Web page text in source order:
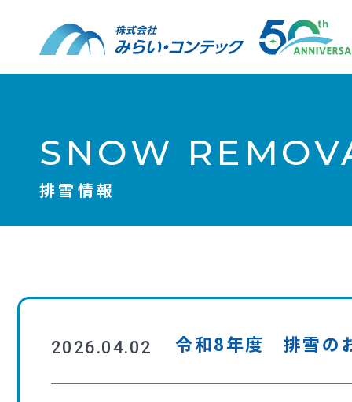
SNOW
排雪情報
2026.04.02 令和8年度 排雪の